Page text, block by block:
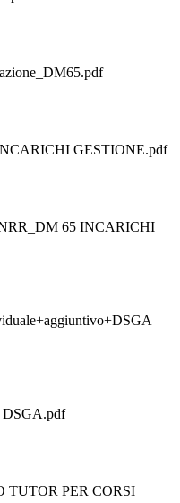
GESTIONE.pdf
65 INCARICHI
TUTOR PER CORSI